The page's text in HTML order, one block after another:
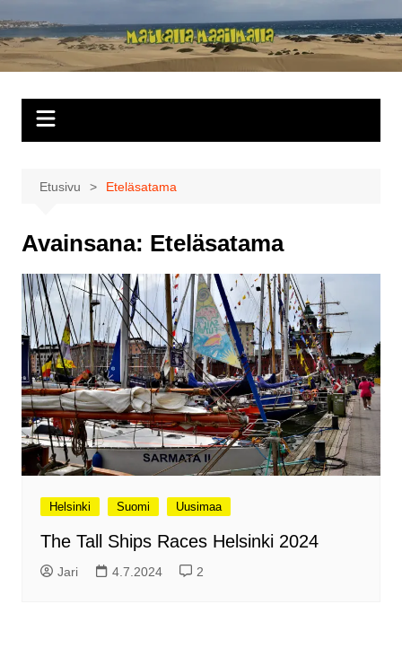
sisältöön
Matkalla
maailmalla
Etusivu Eteläsatama
Avainsana: Eteläsatama
Helsinki Suomi Uusimaa
The Tall Ships Races Helsinki 2024
Jari 4.7.2024 2